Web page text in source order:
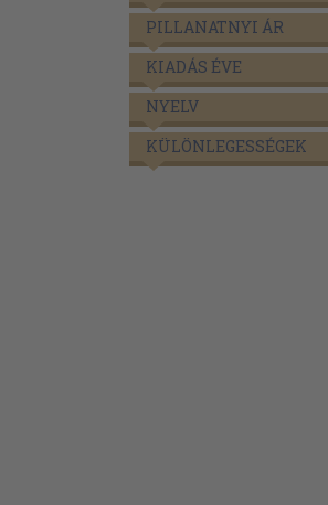
PILLANATNYI ÁR
KIADÁS ÉVE
NYELV
KÜLÖNLEGESSÉGEK